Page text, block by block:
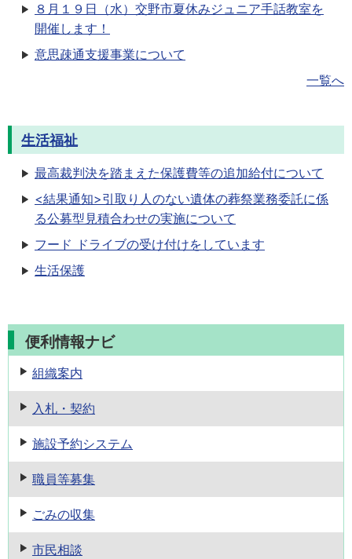
８月１９日（水）交野市夏休みジュニア手話教室を
開催します！
意思疎通支援事業について
一覧へ
生活福祉
最高裁判決を踏まえた保護費等の追加給付について
<結果通知>引取り人のない遺体の葬祭業務委託に係
る公募型見積合わせの実施について
フード ドライブの受け付けをしています
生活保護
便利情報ナビ
組織案内
入札・契約
施設予約システム
職員等募集
ごみの収集
市民相談